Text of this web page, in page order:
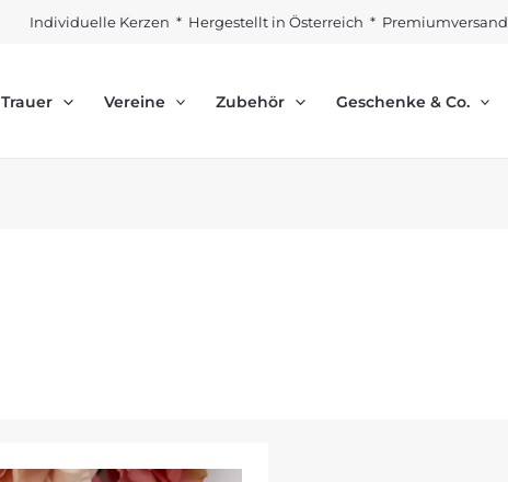
Individuelle Kerzen * Hergestellt in Österreich * Premiumversand
Trauer Vereine Zubehör Geschenke & Co.